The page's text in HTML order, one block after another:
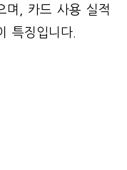
며, 카드 사용 실적
특징입니다.